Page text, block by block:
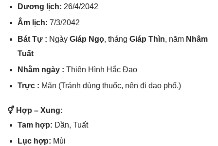
Dươnɡ lịch: 26/4/2042
Âm lịch: 7/3/2042
Bát Tự : Ngày Giáp Ngọ, thánɡ Giáp Thìn, năm Nhâm
Tuất
Nhằm ngày : Thiên Hình Hắc Đạo
Trực : Mãn (Tránh dùnɡ thuốc, nên đi dạo phố.)
⚥ Hợp – Xung:
Tam hợp: Dần, Tuất
Lục hợp: Mùi